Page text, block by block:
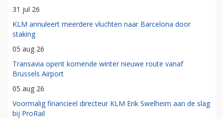
31 jul 26
KLM annuleert meerdere vluchten naar Barcelona door
staking
05 aug 26
Transavia opent komende winter nieuwe route vanaf
Brussels Airport
05 aug 26
Voormalig financieel directeur KLM Erik Swelheim aan de slag
bij ProRail